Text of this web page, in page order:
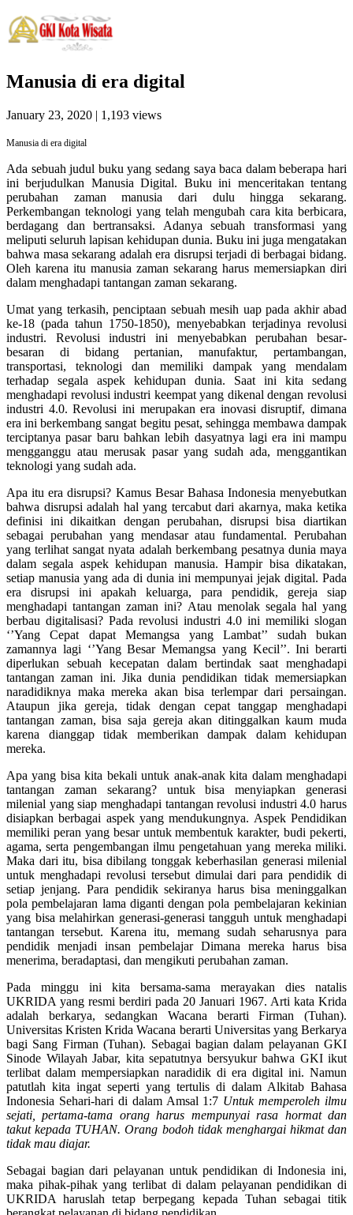
Manusia di era digital
January 23, 2020 | 1,193 views
Manusia di era digital
Ada sebuah judul buku yang sedang saya baca dalam beberapa hari
ini berjudulkan Manusia Digital. Buku ini menceritakan tentang
perubahan zaman manusia dari dulu hingga sekarang.
Perkembangan teknologi yang telah mengubah cara kita berbicara,
berdagang dan bertransaksi. Adanya sebuah transformasi yang
meliputi seluruh lapisan kehidupan dunia. Buku ini juga mengatakan
bahwa masa sekarang adalah era disrupsi terjadi di berbagai bidang.
Oleh karena itu manusia zaman sekarang harus memersiapkan diri
dalam menghadapi tantangan zaman sekarang.
Umat yang terkasih, penciptaan sebuah mesih uap pada akhir abad
ke-18 (pada tahun 1750-1850), menyebabkan terjadinya revolusi
industri. Revolusi industri ini menyebabkan perubahan besar-
besaran di bidang pertanian, manufaktur, pertambangan,
transportasi, teknologi dan memiliki dampak yang mendalam
terhadap segala aspek kehidupan dunia. Saat ini kita sedang
menghadapi revolusi industri keempat yang dikenal dengan revolusi
industri 4.0. Revolusi ini merupakan era inovasi disruptif, dimana
era ini berkembang sangat begitu pesat, sehingga membawa dampak
terciptanya pasar baru bahkan lebih dasyatnya lagi era ini mampu
mengganggu atau merusak pasar yang sudah ada, menggantikan
teknologi yang sudah ada.
Apa itu era disrupsi? Kamus Besar Bahasa Indonesia menyebutkan
bahwa disrupsi adalah hal yang tercabut dari akarnya, maka ketika
definisi ini dikaitkan dengan perubahan, disrupsi bisa diartikan
sebagai perubahan yang mendasar atau fundamental. Perubahan
yang terlihat sangat nyata adalah berkembang pesatnya dunia maya
dalam segala aspek kehidupan manusia. Hampir bisa dikatakan,
setiap manusia yang ada di dunia ini mempunyai jejak digital. Pada
era disrupsi ini apakah keluarga, para pendidik, gereja siap
menghadapi tantangan zaman ini? Atau menolak segala hal yang
berbau digitalisasi? Pada revolusi industri 4.0 ini memiliki slogan
‘’Yang Cepat dapat Memangsa yang Lambat’’ sudah bukan
zamannya lagi ‘’Yang Besar Memangsa yang Kecil’’. Ini berarti
diperlukan sebuah kecepatan dalam bertindak saat menghadapi
tantangan zaman ini. Jika dunia pendidikan tidak memersiapkan
naradidiknya maka mereka akan bisa terlempar dari persaingan.
Ataupun jika gereja, tidak dengan cepat tanggap menghadapi
tantangan zaman, bisa saja gereja akan ditinggalkan kaum muda
karena dianggap tidak memberikan dampak dalam kehidupan
mereka.
Apa yang bisa kita bekali untuk anak-anak kita dalam menghadapi
tantangan zaman sekarang? untuk bisa menyiapkan generasi
milenial yang siap menghadapi tantangan revolusi industri 4.0 harus
disiapkan berbagai aspek yang mendukungnya. Aspek Pendidikan
memiliki peran yang besar untuk membentuk karakter, budi pekerti,
agama, serta pengembangan ilmu pengetahuan yang mereka miliki.
Maka dari itu, bisa dibilang tonggak keberhasilan generasi milenial
untuk menghadapi revolusi tersebut dimulai dari para pendidik di
setiap jenjang. Para pendidik sekiranya harus bisa meninggalkan
pola pembelajaran lama diganti dengan pola pembelajaran kekinian
yang bisa melahirkan generasi-generasi tangguh untuk menghadapi
tantangan tersebut. Karena itu, memang sudah seharusnya para
pendidik menjadi insan pembelajar Dimana mereka harus bisa
menerima, beradaptasi, dan mengikuti perubahan zaman.
Pada minggu ini kita bersama-sama merayakan dies natalis
UKRIDA yang resmi berdiri pada 20 Januari 1967. Arti kata Krida
adalah berkarya, sedangkan Wacana berarti Firman (Tuhan).
Universitas Kristen Krida Wacana berarti Universitas yang Berkarya
bagi Sang Firman (Tuhan). Sebagai bagian dalam pelayanan GKI
Sinode Wilayah Jabar, kita sepatutnya bersyukur bahwa GKI ikut
terlibat dalam mempersiapkan naradidik di era digital ini. Namun
patutlah kita ingat seperti yang tertulis di dalam Alkitab Bahasa
Indonesia Sehari-hari di dalam Amsal 1:7 Untuk memperoleh ilmu
sejati, pertama-tama orang harus mempunyai rasa hormat dan
takut kepada TUHAN. Orang bodoh tidak menghargai hikmat dan
tidak mau diajar.
Sebagai bagian dari pelayanan untuk pendidikan di Indonesia ini,
maka pihak-pihak yang terlibat di dalam pelayanan pendidikan di
UKRIDA haruslah tetap berpegang kepada Tuhan sebagai titik